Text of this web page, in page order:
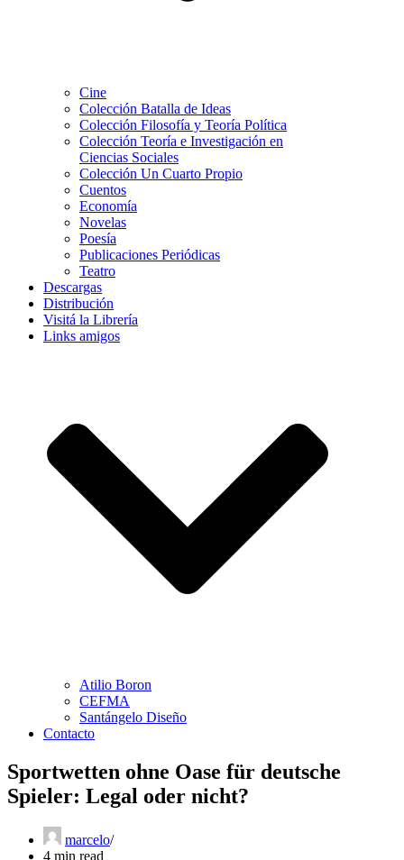
Cine
Colección Batalla de Ideas
Colección Filosofía y Teoría Política
Colección Teoría e Investigación en
Ciencias Sociales
Colección Un Cuarto Propio
Cuentos
Economía
Novelas
Poesía
Publicaciones Periódicas
Teatro
Descargas
Distribución
Visitá la Librería
Links amigos
Atilio Boron
CEFMA
Santángelo Diseño
Contacto
Sportwetten ohne Oase für deutsche
Spieler: Legal oder nicht?
marcelo
4 min read